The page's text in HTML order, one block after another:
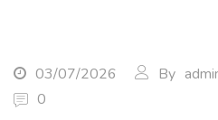
03/07/2026 By
0